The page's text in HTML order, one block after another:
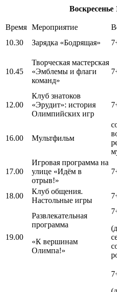
Воскресенье
Время Мероприятие
10.30
Зарядка «Бодрящая»
10.45
Творческая мастерская
«Эмблемы и флаги
команд»
12.00
Клуб знатоков
«Эрудит»: история
Олимпийских игр
16.00 Мультфильм
17.00
Игровая программа на
улице «Идём в
отрыв!»
18.00
Клуб общения.
Настольные игры
19.00
Развлекательная
программа
«К вершинам
Олимпа!»